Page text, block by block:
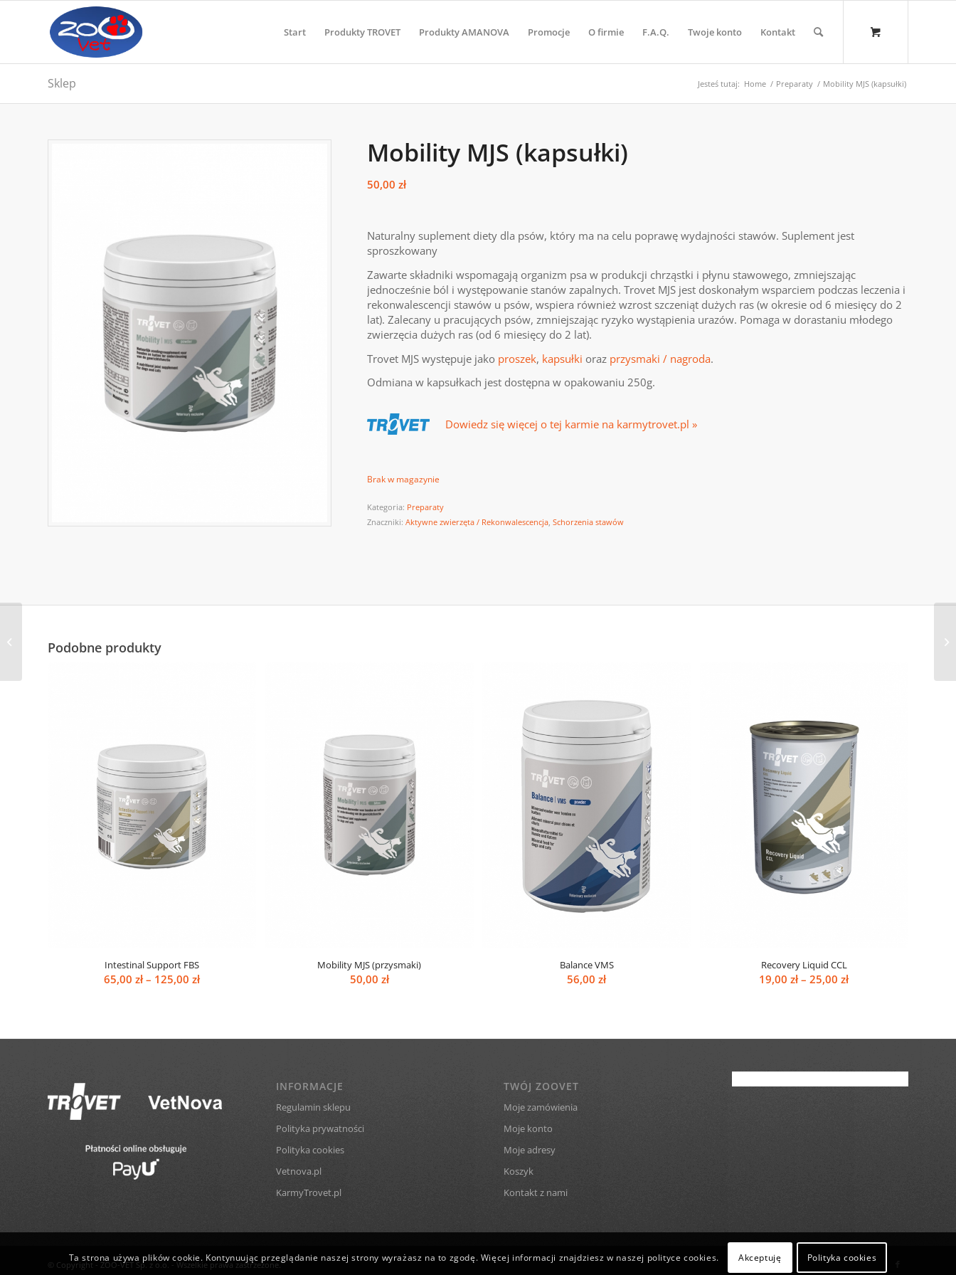
Start Produkty TROVET Produkty AMANOVA Promocje O firmie F.A.Q. Twoje konto Kontakt
Sklep Jesteś tutaj: Home / Preparaty / Mobility MJS (kapsułki)
Mobility MJS (kapsułki)
50,00zł
Naturalny suplement diety dla psów, który ma na celu poprawę wydajności stawów. Suplement jest
sproszkowany
Zawarte składniki wspomagają organizm psa w produkcji chrząstki i płynu stawowego, zmniejszając
jednocześnie ból i występowanie stanów zapalnych. Trovet MJS jest doskonałym wsparciem podczas leczenia i
rekonwalescencji stawów u psów, wspiera również wzrost szczeniąt dużych ras (w okresie od 6 miesięcy do 2
lat). Zalecany u pracujących psów, zmniejszając ryzyko wystąpienia urazów. Pomaga w dorastaniu młodego
zwierzęcia dużych ras (od 6 miesięcy do 2 lat).
Trovet MJS występuje jako proszek, kapsułki oraz przysmaki / nagroda.
Odmiana w kapsułkach jest dostępna w opakowaniu 250g.
Dowiedz się więcej o tej karmie na karmytrovet.pl »
Brak w magazynie
Kategoria: Preparaty
Znaczniki:Aktywne zwierzęta / Rekonwalescencja,Schorzenia stawów
Podobne produkty
Intestinal Support FBS
65,00zł – 125,00złZakres
Mobility MJS (przysmaki)
50,00 zł
Balance VMS
56,00zł
Recovery Liquid CCL
19,00zł – 25,00złZakres
INFORMACJE
Regulamin sklepu
Polityka prywatności
Polityka cookies
Vetnova.pl
KarmyTrovet.pl
TWÓJ ZOOVET
Moje zamówienia
Moje konto
Moje adresy
Koszyk
Kontakt z nami
© Copyright - ZOO-VET Sp. z o.o. - Wszelkie prawa zastrzeżone.
(przysmaki)
Ta strona używa plików cookie. Kontynuując przeglądanie naszej strony wyrażasz na to zgodę. Więcej informacji znajdziesz w naszej polityce cookies. Akceptuję Polityka cookies